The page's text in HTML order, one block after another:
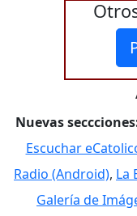
Nuevas
Escuchar
Radio (Android), La
Galería de